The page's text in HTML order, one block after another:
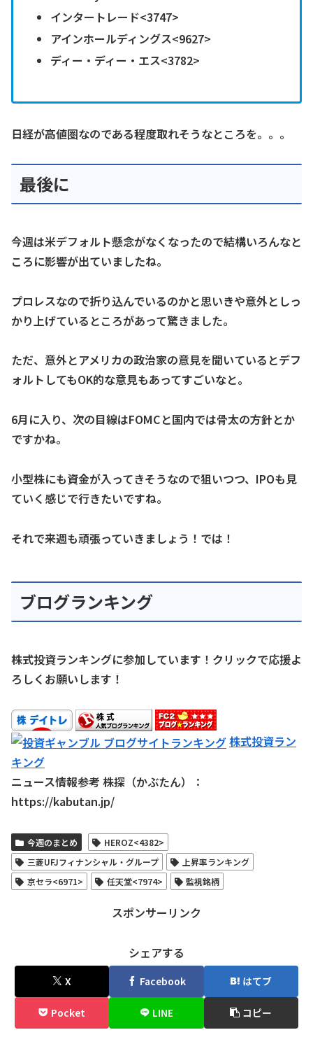
インタートレード<3747>
アインホールディングス<9627>
ディー・ディー・エス<3782>
日経が高値圏なのである程度取れそうなところを。。。
最後に
今週は米デフォルト懸念がなくなったので結構いろんなと
ころに影響が出ていましたね。
プロレスなので折り込んでいるのかと思いきや意外としっ
かり上げているところがあって驚きました。
ただ、意外とアメリカの政治家の意見を聞いているとデフ
ォルトしてもOK的な意見もあってすごいなと。
6月に入り、次の目線はFOMCと国内では骨太の方針とか
ですかね。
小型株にも資金が入ってきそうなので狙いつつ、IPOも見
ていく感じで行きたいですね。
それで来週も頑張っていきましょう！では！
ブログランキング
株式投資ランキングに参加しています！クリックで応援よ
ろしくお願いします！
株式投資ラン
キング
ニュース情報参考 株探（かぶたん）：
https://kabutan.jp/
今週のまとめ
HEROZ<4382>
三菱UFJフィナンシャル・グループ
上昇率ランキング
京セラ<6971>
任天堂<7974> 監視銘柄
スポンサーリンク
シェアする
X Facebook はてブ
Pocket LINE コピー